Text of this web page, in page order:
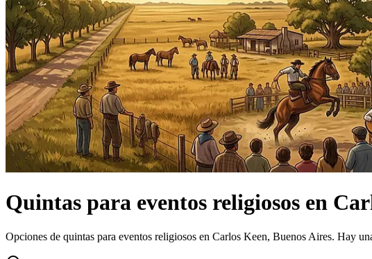
Quintas para eventos religiosos en
Opciones de quintas para eventos religiosos en Carlos Keen, Buenos Aires. Hay